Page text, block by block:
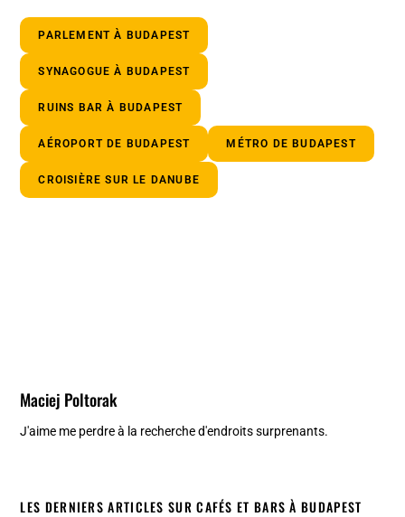
PARLEMENT À BUDAPEST
SYNAGOGUE À BUDAPEST
RUINS BAR À BUDAPEST
AÉROPORT DE BUDAPEST MÉTRO DE BUDAPEST
CROISIÈRE SUR LE DANUBE
Maciej Poltorak
J'aime me perdre à la recherche d'endroits surprenants.
LES DERNIERS ARTICLES SUR CAFÉS ET BARS À BUDAPEST